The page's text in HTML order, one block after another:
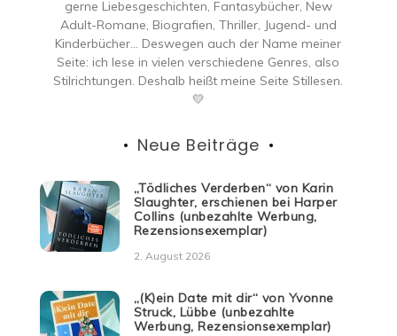
gerne Liebesgeschichten, Fantasybücher, New
Adult-Romane, Biografien, Thriller, Jugend- und
Kinderbücher… Deswegen auch der Name meiner
Seite: ich lese in vielen verschiedene Genres, also
Stilrichtungen. Deshalb heißt meine Seite Stillesen.
💛
Neue Beiträge
„Tödliches Verderben“ von Karin
Slaughter, erschienen bei Harper
Collins (unbezahlte Werbung,
Rezensionsexemplar)
2. August 2026
„(K)ein Date mit dir“ von Yvonne
Struck, Lübbe (unbezahlte
Werbung, Rezensionsexemplar)